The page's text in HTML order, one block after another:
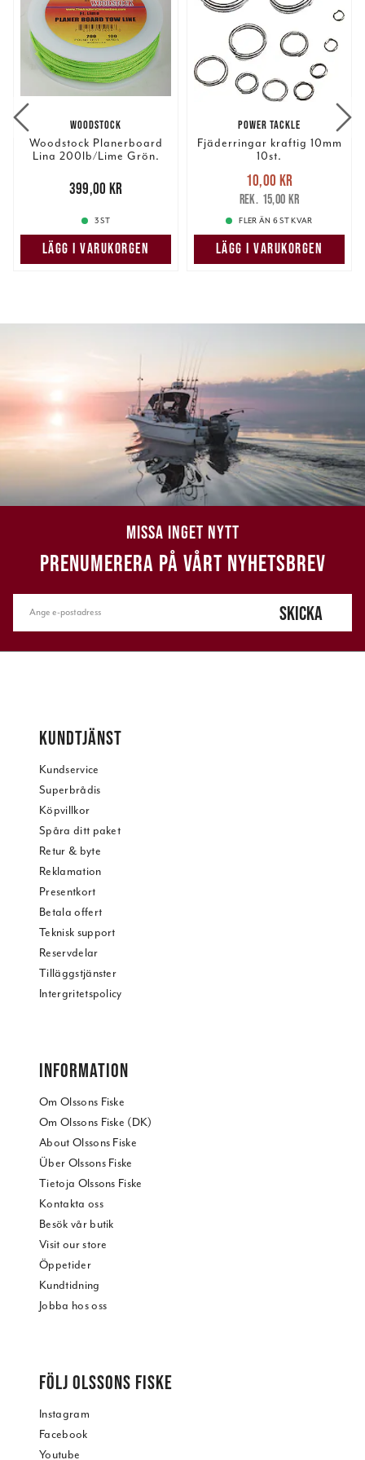
WOODSTOCK
Woodstock Planerboard
Lina 200lb/Lime Grön.
399,00 kr
399,00 kr
3 ST
LÄGG I VARUKORGEN
POWER TACKLE
Fjäderringar kraftig 10mm
10st.
Nuvarande pris
10,00 krTidigare pris
15,00 kr
10,00 kr
15,00 kr
FLER ÄN 6 ST KVAR
LÄGG I VARUKORGEN
MISSA INGET NYTT
PRENUMERERA PÅ VÅRT NYHETSBREV
SKICKA
KUNDTJÄNST
Kundservice
Superbrådis
Köpvillkor
Spåra ditt paket
Retur & byte
Reklamation
Presentkort
Betala offert
Teknisk support
Reservdelar
Tilläggstjänster
Intergritetspolicy
INFORMATION
Om Olssons Fiske
Om Olssons Fiske (DK)
About Olssons Fiske
Über Olssons Fiske
Tietoja Olssons Fiske
Kontakta oss
Besök vår butik
Visit our store
Öppetider
Kundtidning
Jobba hos oss
FÖLJ OLSSONS FISKE
Instagram
Facebook
Youtube